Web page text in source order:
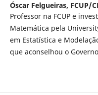
Óscar Felgueiras, FCUP/
Professor na FCUP e
Matemática pela
em Estatística e
que aconselhou o